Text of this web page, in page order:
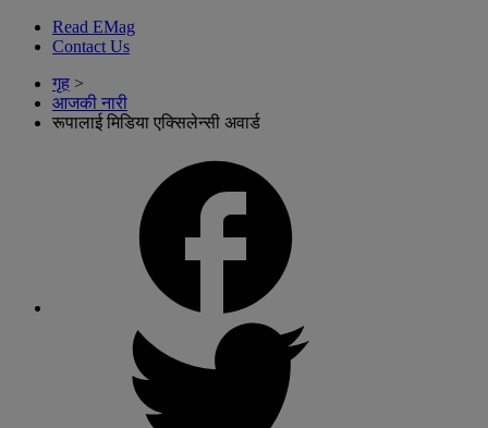
Read EMag
Contact Us
गृह >
आजकी नारी
रूपालाई मिडिया एक्सिलेन्सी अवार्ड